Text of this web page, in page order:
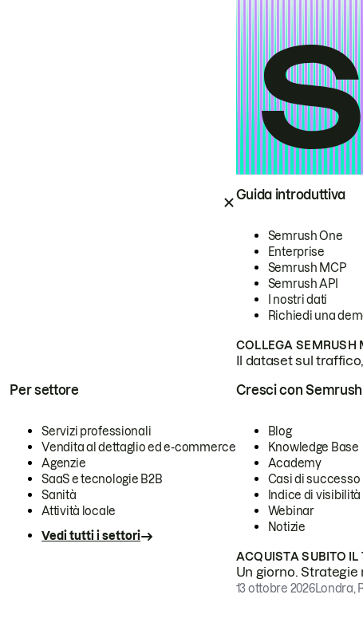
Guida introduttiva
Semrush One
Enterprise
Semrush MCP
Semrush API
I nostri dati
Richiedi una
COLLEGA SEMRUSH
Il dataset sul
Per settore
Servizi professionali
Vendita al dettaglio ed e-commerce
Agenzie
SaaS e tecnologie B2B
Sanità
Attività locale
Vedi tutti i settori
Cresci con Semrush
Blog
Knowledge Base
Academy
Casi di successo
Indice di visibilità
Webinar
Notizie
ACQUISTA SUBITO IL
Un giorno.
13 ottobre 2026Londra,